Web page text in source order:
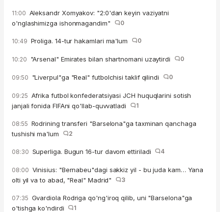
11:00 Aleksandr Xomyakov: "2:0'dan keyin vaziyatni
o'nglashimizga ishonmagandim"
0
10:49 Proliga. 14-tur hakamlari ma'lum 0
10:20 "Arsenal" Emirates bilan shartnomani uzaytirdi 0
09:50 "Liverpul"ga "Real" futbolchisi taklif qilindi 0
09:25 Afrika futbol konfederatsiyasi JCH huquqlarini sotish
janjali fonida FIFAni qo'llab-quvvatladi
1
08:55 Rodrining transferi "Barselona"ga taxminan qanchaga
tushishi ma'lum
2
08:30 Superliga. Bugun 16-tur davom ettiriladi 4
08:00 Vinisius: "Bernabeu"dagi sakkiz yil - bu juda kam… Yana
olti yil va to abad, "Real" Madrid"
3
07:35 Gvardiola Rodriga qo'ng'iroq qilib, uni "Barselona"ga
o'tishga ko'ndirdi
1